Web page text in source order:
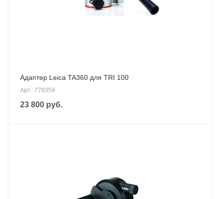
Адаптер Leica TA360 для TRI 100
Арт.: 778359
23 800 руб.